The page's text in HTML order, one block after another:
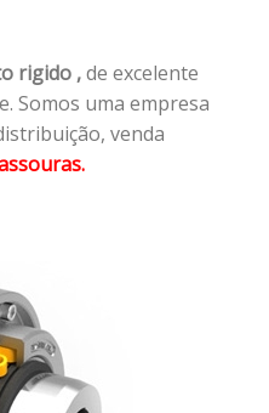
rigido ,de excelente
Somos uma empresa
venda